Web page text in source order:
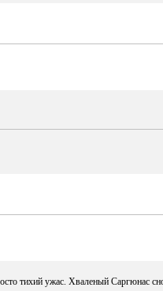
тихий ужас. Хваленый Саргюнас